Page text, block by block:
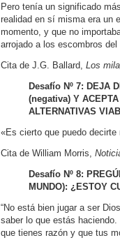
Pero tenía un significado
realidad en sí misma era un
momento, y que no
arrojado a los escombros del
Cita de J.G. Ballard, Los
Desafío Nº 7: DEJA
(negativa) Y
ALTERNATIVAS
«Es cierto que puedo
Cita de William Morris,
Desafío Nº 8:
MUNDO): ¿ESTOY
“No está bien jugar a ser
saber lo que estás
que tienes razón y que tus